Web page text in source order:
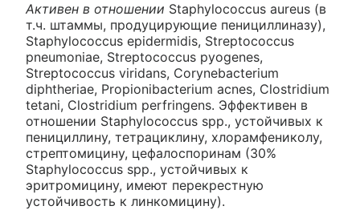
Активен в отношении Staphylococcus aureus (в
т.ч. штаммы, продуцирующие пенициллиназу),
Staphylococcus epidermidis, Streptococcus
pneumoniae, Streptococcus pyogenes,
Streptococcus viridans, Corynebacterium
diphtheriae, Propionibacterium acnes, Clostridium
tetani, Clostridium perfringens. Эффективен в
отношении Staphylococcus spp., устойчивых к
пенициллину, тетрациклину, хлорамфениколу,
стрептомицину, цефалоспоринам (30%
Staphylococcus spp., устойчивых к
эритромицину, имеют перекрестную
устойчивость к линкомицину).